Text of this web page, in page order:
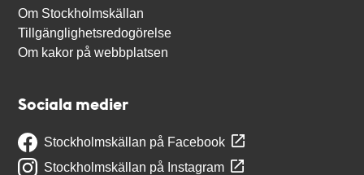
Om Stockholmskällan
Tillgänglighetsredogörelse
Om kakor på webbplatsen
Sociala medier
Stockholmskällan på Facebook
Stockholmskällan på Instagram